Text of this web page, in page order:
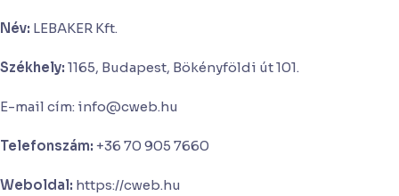
Név: LEBAKER Kft.
Székhely: 1165, Budapest, Bökényföldi út 101.
E-mail cím: info@cweb.hu
Telefonszám: +36 70 905 7660
Weboldal: https://cweb.hu